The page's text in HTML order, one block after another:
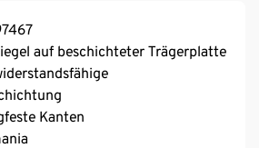
auf beschichteter Trägerplatte
Kanten